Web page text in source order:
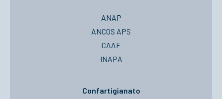
ANAP
ANCOS APS
CAAF
INAPA
Confartigianato